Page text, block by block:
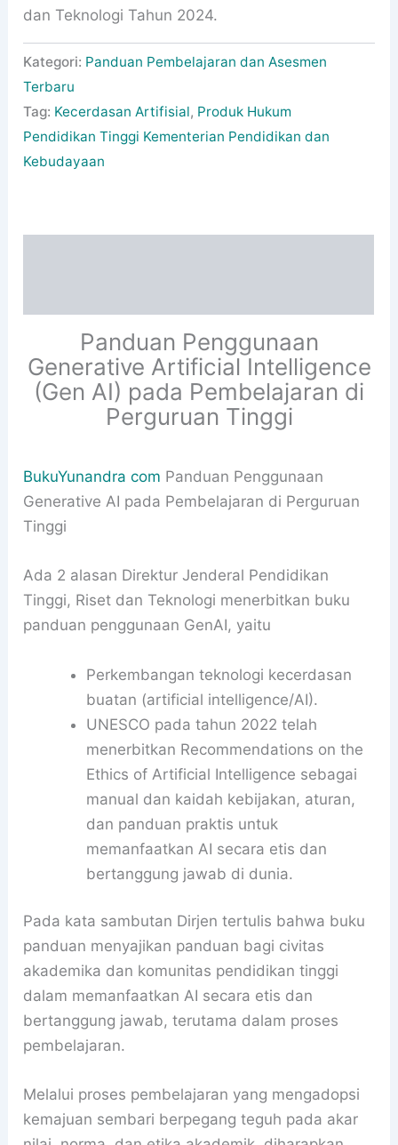
dan Teknologi Tahun 2024.
Kategori: Panduan Pembelajaran dan Asesmen
Terbaru
Tag: Kecerdasan Artifisial, Produk Hukum
Pendidikan Tinggi Kementerian Pendidikan dan
Kebudayaan
Panduan Penggunaan
Generative Artificial Intelligence
(Gen AI) pada Pembelajaran di
Perguruan Tinggi
BukuYunandra com Panduan Penggunaan
Generative AI pada Pembelajaran di Perguruan
Tinggi
Ada 2 alasan Direktur Jenderal Pendidikan
Tinggi, Riset dan Teknologi menerbitkan buku
panduan penggunaan GenAI, yaitu
Perkembangan teknologi kecerdasan
buatan (artificial intelligence/AI).
UNESCO pada tahun 2022 telah
menerbitkan Recommendations on the
Ethics of Artificial Intelligence sebagai
manual dan kaidah kebijakan, aturan,
dan panduan praktis untuk
memanfaatkan AI secara etis dan
bertanggung jawab di dunia.
Pada kata sambutan Dirjen tertulis bahwa buku
panduan menyajikan panduan bagi civitas
akademika dan komunitas pendidikan tinggi
dalam memanfaatkan AI secara etis dan
bertanggung jawab, terutama dalam proses
pembelajaran.
Melalui proses pembelajaran yang mengadopsi
kemajuan sembari berpegang teguh pada akar